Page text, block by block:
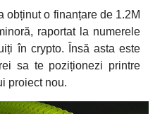
obținut o finanțare de 1.2M
raportat la numerele
în crypto. Însă asta este
sa te poziționezi printre
proiect nou.